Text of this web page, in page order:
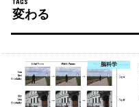
変わる
脳科学